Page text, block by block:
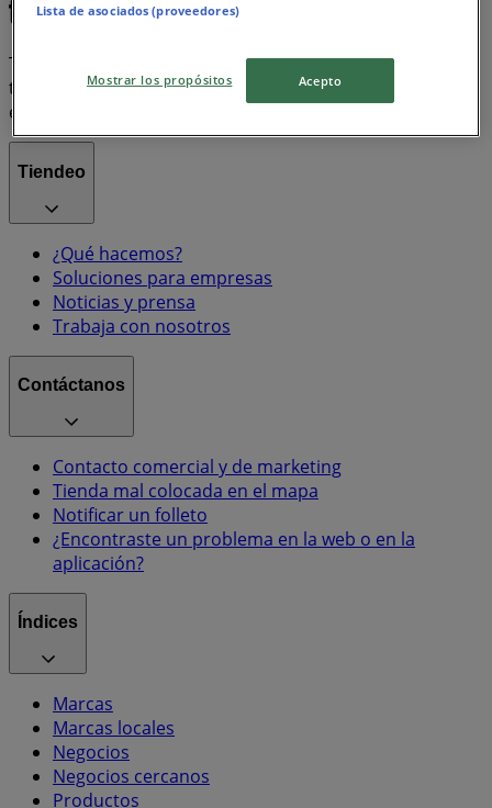
Tiendeo forma parte de Shopfully, la empresa
tecnológica que está reinventando las compras locales
en todo el mundo.
Tiendeo
¿Qué hacemos?
Soluciones para empresas
Noticias y prensa
Trabaja con nosotros
Contáctanos
Contacto comercial y de marketing
Tienda mal colocada en el mapa
Notificar un folleto
¿Encontraste un problema en la web o en la
aplicación?
Índices
Marcas
Marcas locales
Negocios
Negocios cercanos
Productos
Lista de asociados (proveedores)
Mostrar los propósitos Acepto